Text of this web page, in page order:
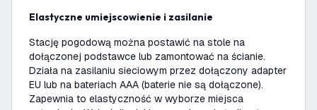
Elastyczne umiejscowienie i zasilanie
Stację pogodową można postawić na stole na
dołączonej podstawce lub zamontować na ścianie.
Działa na zasilaniu sieciowym przez dołączony adapter
EU lub na bateriach AAA (baterie nie są dołączone).
Zapewnia to elastyczność w wyborze miejsca